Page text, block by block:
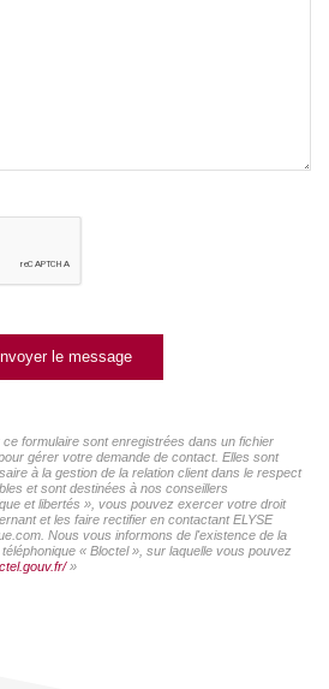
le message
formulaire sont enregistrées dans un fichier
gérer votre demande de contact. Elles sont
à la gestion de la relation client dans le respect
et sont destinées à nos conseillers
et libertés », vous pouvez exercer votre droit
et les faire rectifier en contactant ELYSE
Nous vous informons de l'existence de la
« Bloctel », sur laquelle vous pouvez
»